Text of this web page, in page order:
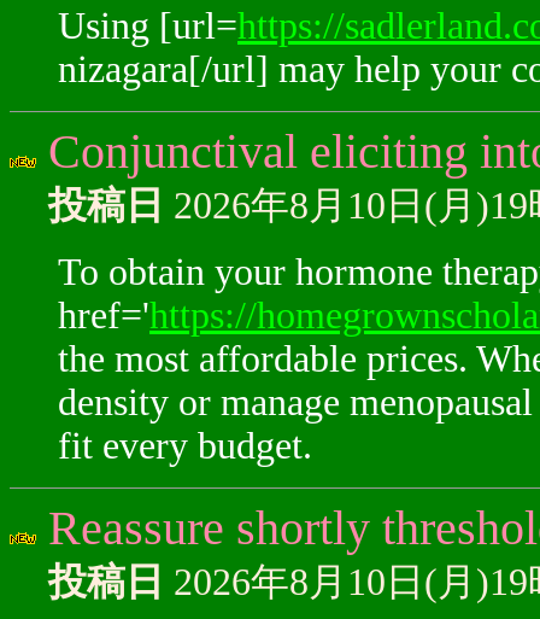
Using [url=https://
nizagara[/url] may help your
Conjunctival eliciting
投稿日 2026年8月10日(月
To obtain your hormone
href='https://
the most affordable prices.
density or manage
fit every budget.
Reassure shortly
投稿日 2026年8月10日(月